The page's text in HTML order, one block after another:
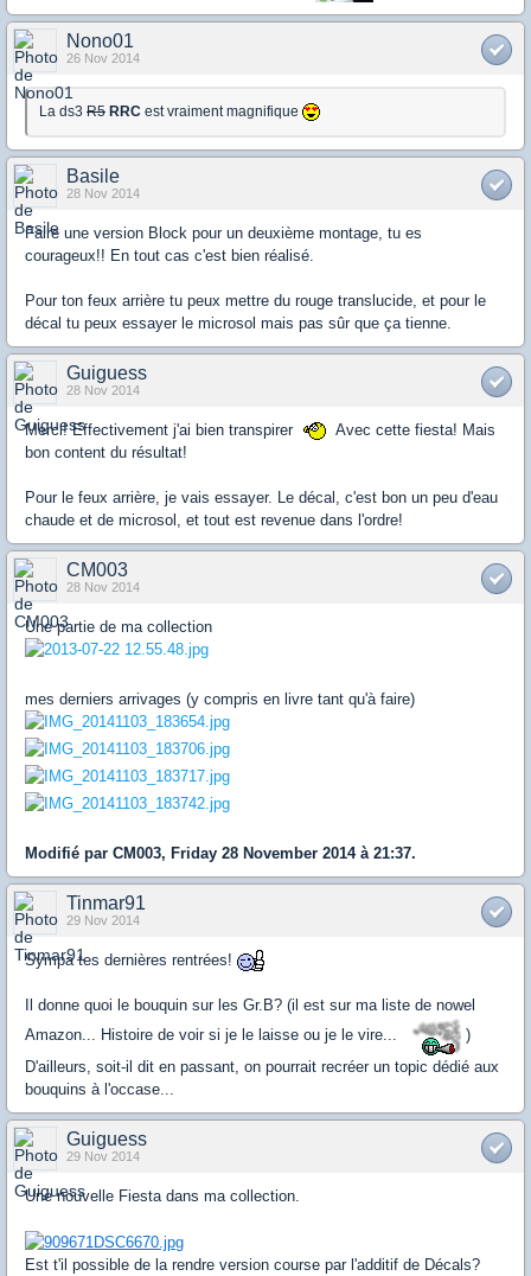
Nono01
26 Nov 2014
La ds3 R5 RRC est vraiment magnifique
Basile
28 Nov 2014
Faire une version Block pour un deuxième montage, tu es
courageux!! En tout cas c'est bien réalisé.
Pour ton feux arrière tu peux mettre du rouge translucide, et pour le
décal tu peux essayer le microsol mais pas sûr que ça tienne.
Guiguess
28 Nov 2014
Merci! Effectivement j'ai bien transpirer
Avec cette fiesta! Mais
bon content du résultat!
Pour le feux arrière, je vais essayer. Le décal, c'est bon un peu d'eau
chaude et de microsol, et tout est revenue dans l'ordre!
CM003
28 Nov 2014
Une partie de ma collection
mes derniers arrivages (y compris en livre tant qu'à faire)
Modifié par CM003, Friday 28 November 2014 à 21:37.
Tinmar91
29 Nov 2014
Sympa tes dernières rentrées!
Il donne quoi le bouquin sur les Gr.B? (il est sur ma liste de nowel
Amazon... Histoire de voir si je le laisse ou je le vire...
)
D'ailleurs, soit-il dit en passant, on pourrait recréer un topic dédié aux
bouquins à l'occase...
Guiguess
29 Nov 2014
Une nouvelle Fiesta dans ma collection.
Est t'il possible de la rendre version course par l'additif de Décals?